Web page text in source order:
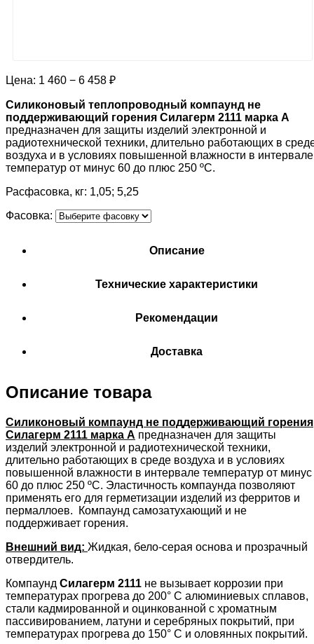
Цена: 1 460 − 6 458 ₽
Силиконовый теплопроводный компаунд не
поддерживающий горения Силагерм 2111 марка А
предназначен для защиты изделий электронной и
радиотехнической техники, длительно работающих в
воздуха и в условиях повышенной влажности в интервале
температур от минус 60 до плюс 250 ºС.
Расфасовка, кг: 1,05; 5,25
Фасовка:
Описание
Технические характеристики
Рекомендации
Доставка
Описание товара
Силиконовый компаунд не поддерживающий горения
Силагерм 2111 марка А предназначен для защиты
изделий электронной и радиотехнической техники,
длительно работающих в среде воздуха и в условиях
повышенной влажности в интервале температур от минус
60 до плюс 250 ºС. Эластичность компаунда позволяют
применять его для герметизации изделий из ферритов и
пермаллоев. Компаунд самозатухающий и не
поддерживает горения.
Внешний вид: Жидкая, бело-серая основа и прозрачный
отвердитель.
Компаунд Силагерм 2111 не вызывает коррозии при
температурах прогрева до 200° С алюминиевых сплавов,
стали кадмированной и оцинкованной с хроматным
пассивированием, латуни и серебряных покрытий, при
температурах прогрева до 150° С и оловянных покрытий.